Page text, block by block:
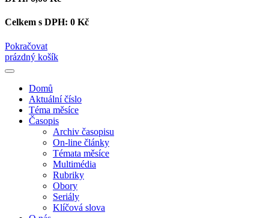
Celkem s DPH: 0 Kč
Pokračovat
prázdný košík
Domů
Aktuální číslo
Téma měsíce
Časopis
Archiv časopisu
On-line články
Témata měsíce
Multimédia
Rubriky
Obory
Seriály
Klíčová slova